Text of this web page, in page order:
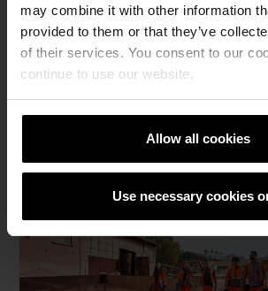
may combine it with other information
provided to them or that they’ve
of their services. You consent to our
continue to use our website.
Allow all cookies
Use necessary cookies